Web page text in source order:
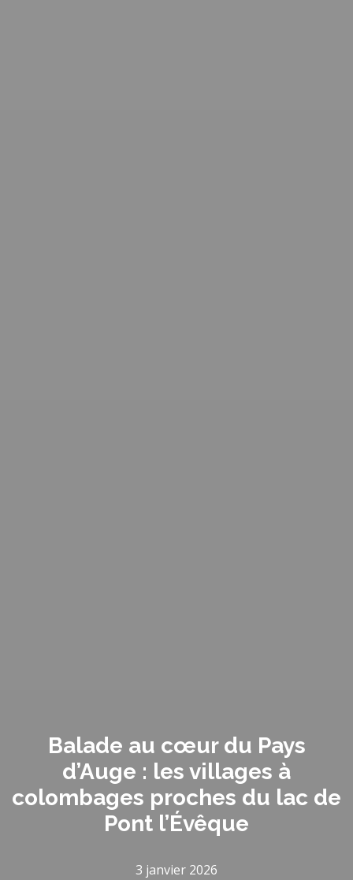
Balade au cœur du Pays
d’Auge : les villages à
colombages proches du lac de
Pont l’Évêque
3 janvier 2026